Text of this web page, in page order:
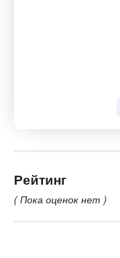
Рейтинг
( Пока оценок нет )